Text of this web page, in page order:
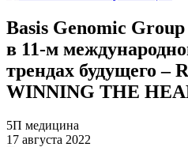
Basis Genomic
в 11-м
трендах будущего –
WINNING THE
5П медицина
17 августа 2022